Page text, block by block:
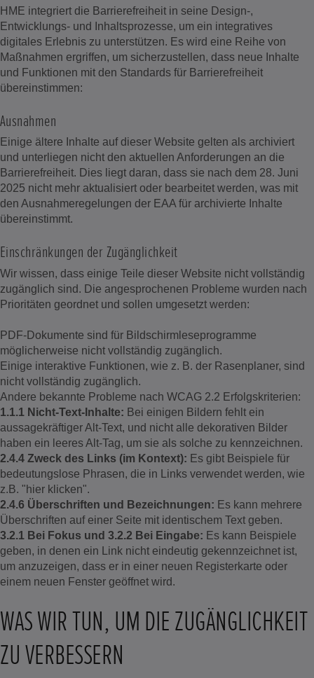
HME integriert die Barrierefreiheit in seine Design-,
Entwicklungs- und Inhaltsprozesse, um ein integratives
digitales Erlebnis zu unterstützen. Es wird eine Reihe von
Maßnahmen ergriffen, um sicherzustellen, dass neue Inhalte
und Funktionen mit den Standards für Barrierefreiheit
übereinstimmen:
Ausnahmen
Einige ältere Inhalte auf dieser Website gelten als archiviert
und unterliegen nicht den aktuellen Anforderungen an die
Barrierefreiheit. Dies liegt daran, dass sie nach dem 28. Juni
2025 nicht mehr aktualisiert oder bearbeitet werden, was mit
den Ausnahmeregelungen der EAA für archivierte Inhalte
übereinstimmt.
Einschränkungen der Zugänglichkeit
Wir wissen, dass einige Teile dieser Website nicht vollständig
zugänglich sind. Die angesprochenen Probleme wurden nach
Prioritäten geordnet und sollen umgesetzt werden:
PDF-Dokumente sind für Bildschirmleseprogramme
möglicherweise nicht vollständig zugänglich.
Einige interaktive Funktionen, wie z. B. der Rasenplaner, sind
nicht vollständig zugänglich.
Andere bekannte Probleme nach WCAG 2.2 Erfolgskriterien:
1.1.1 Nicht-Text-Inhalte: Bei einigen Bildern fehlt ein
aussagekräftiger Alt-Text, und nicht alle dekorativen Bilder
haben ein leeres Alt-Tag, um sie als solche zu kennzeichnen.
2.4.4 Zweck des Links (im Kontext): Es gibt Beispiele für
bedeutungslose Phrasen, die in Links verwendet werden, wie
z.B. "hier klicken".
2.4.6 Überschriften und Bezeichnungen: Es kann mehrere
Überschriften auf einer Seite mit identischem Text geben.
3.2.1 Bei Fokus und 3.2.2 Bei Eingabe: Es kann Beispiele
geben, in denen ein Link nicht eindeutig gekennzeichnet ist,
um anzuzeigen, dass er in einer neuen Registerkarte oder
einem neuen Fenster geöffnet wird.
WAS WIR TUN, UM DIE ZUGÄNGLICHKEIT
ZU VERBESSERN